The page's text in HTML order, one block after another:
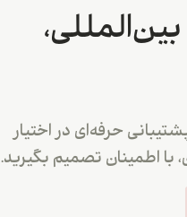
حرفه‌ای در اختیار
اطمینان تصمیم بگیرید.